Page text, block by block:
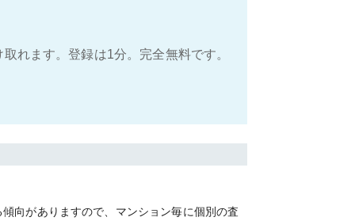
れます。登録は1分。完全無料です。
向がありますので、マンション毎に個別の査